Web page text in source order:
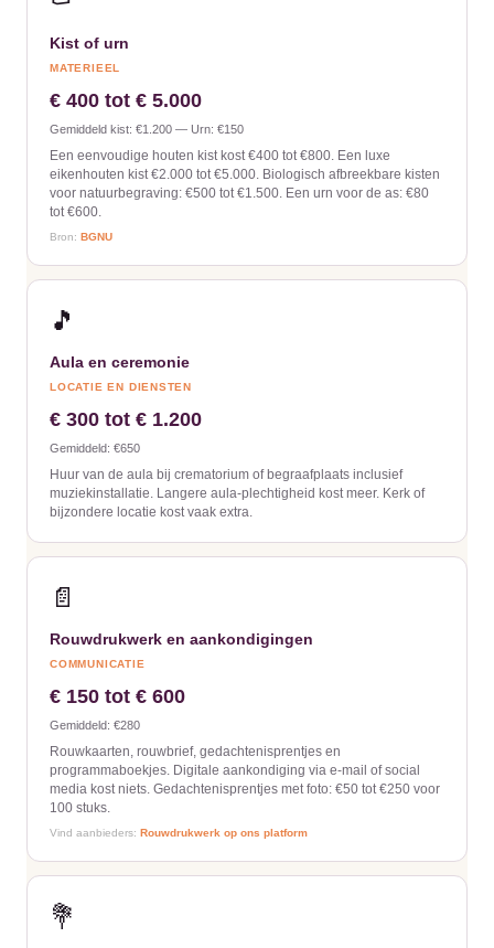
Kist of urn
MATERIEEL
€ 400 tot € 5.000
Gemiddeld kist: €1.200 — Urn: €150
Een eenvoudige houten kist kost €400 tot €800. Een luxe
eikenhouten kist €2.000 tot €5.000. Biologisch afbreekbare kisten
voor natuurbegraving: €500 tot €1.500. Een urn voor de as: €80
tot €600.
Bron: BGNU
🎵
Aula en ceremonie
LOCATIE EN DIENSTEN
€ 300 tot € 1.200
Gemiddeld: €650
Huur van de aula bij crematorium of begraafplaats inclusief
muziekinstallatie. Langere aula-plechtigheid kost meer. Kerk of
bijzondere locatie kost vaak extra.
📄
Rouwdrukwerk en aankondigingen
COMMUNICATIE
€ 150 tot € 600
Gemiddeld: €280
Rouwkaarten, rouwbrief, gedachtenisprentjes en
programmaboekjes. Digitale aankondiging via e-mail of social
media kost niets. Gedachtenisprentjes met foto: €50 tot €250 voor
100 stuks.
Vind aanbieders: Rouwdrukwerk op ons platform
💐